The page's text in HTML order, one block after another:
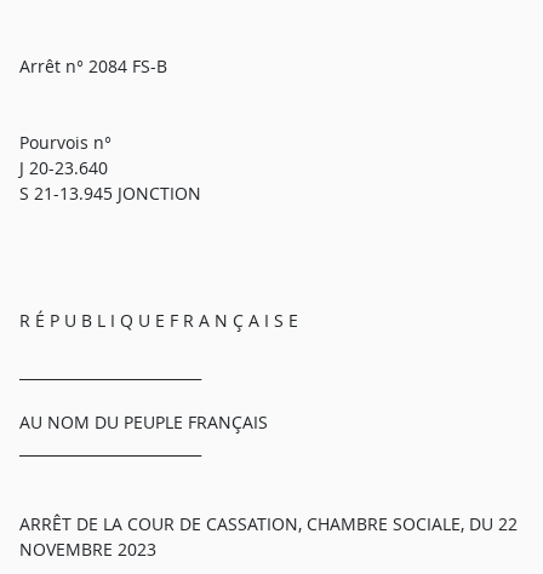
Arrêt n° 2084 FS-B
Pourvois n°
J 20-23.640
S 21-13.945 JONCTION
R É P U B L I Q U E F R A N Ç A I S E
AU NOM DU PEUPLE FRANÇAIS
ARRÊT DE LA COUR DE CASSATION, CHAMBRE SOCIALE, DU 22
NOVEMBRE 2023